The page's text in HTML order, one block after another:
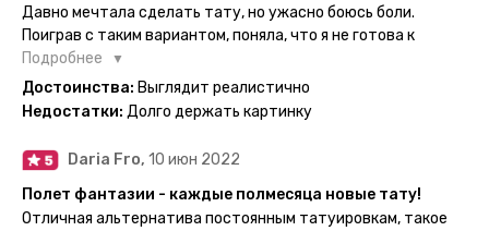
Давно мечтала сделать тату, но ужасно боюсь боли.
Поиграв с таким вариантом, поняла, что я не готова к
постоянной тату. Поэтому благодарю, что есть такая
возможность. Муж смог сделать тату в нескольких местах
одной картинкой).
Подробнее
Достоинства: Выглядит реалистично
Недостатки: Долго держать картинку
Daria Fro, 10 июн 2022
Полет фантазии - каждые полмесяца новые тату!
Отличная альтернатива постоянным татуировкам, такое